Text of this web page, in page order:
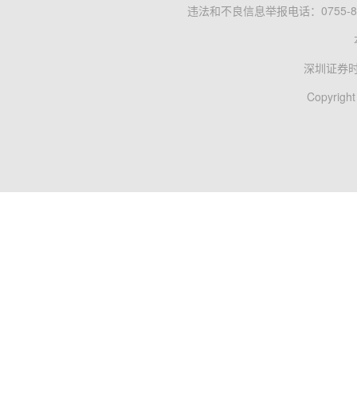
违法和不良信息举报电话：0755-
深圳证券